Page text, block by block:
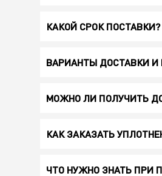
КАКОЙ СРОК ПОСТАВКИ?
ВАРИАНТЫ ДОСТАВКИ И
МОЖНО ЛИ ПОЛУЧИТЬ
КАК ЗАКАЗАТЬ
ЧТО НУЖНО ЗНАТЬ ПРИ